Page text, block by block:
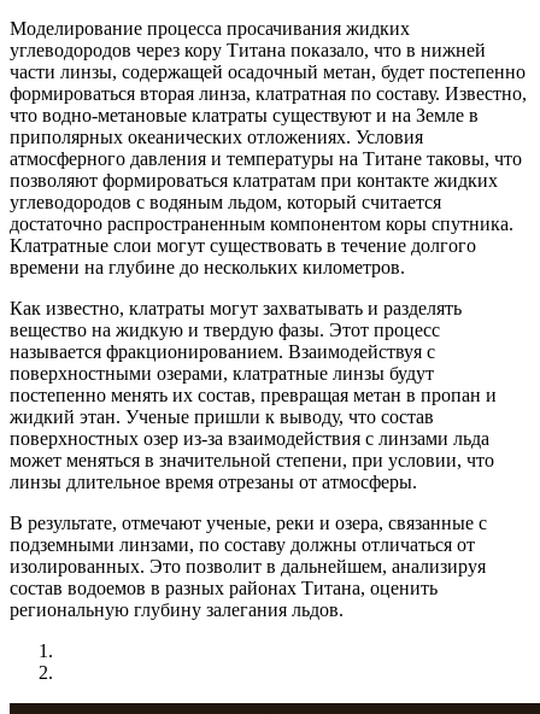
Моделирование процесса просачивания жидких
углеводородов через кору Титана показало, что в нижней
части линзы, содержащей осадочный метан, будет постепенно
формироваться вторая линза, клатратная по составу. Известно,
что водно-метановые клатраты существуют и на Земле в
приполярных океанических отложениях. Условия
атмосферного давления и температуры на Титане таковы, что
позволяют формироваться клатратам при контакте жидких
углеводородов с водяным льдом, который считается
достаточно распространенным компонентом коры спутника.
Клатратные слои могут существовать в течение долгого
времени на глубине до нескольких километров.
Как известно, клатраты могут захватывать и разделять
вещество на жидкую и твердую фазы. Этот процесс
называется фракционированием. Взаимодействуя с
поверхностными озерами, клатратные линзы будут
постепенно менять их состав, превращая метан в пропан и
жидкий этан. Ученые пришли к выводу, что состав
поверхностных озер из-за взаимодействия с линзами льда
может меняться в значительной степени, при условии, что
линзы длительное время отрезаны от атмосферы.
В результате, отмечают ученые, реки и озера, связанные с
подземными линзами, по составу должны отличаться от
изолированных. Это позволит в дальнейшем, анализируя
состав водоемов в разных районах Титана, оценить
региональную глубину залегания льдов.